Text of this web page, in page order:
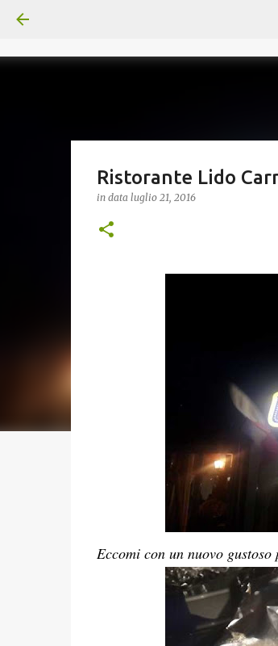
Ristorante Lido
in data luglio 21, 2016
Eccomi con un nuovo gustoso